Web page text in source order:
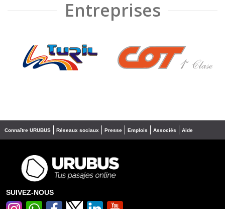
Entreprises
❮ ❯
Connaître URUBUS Réseaux sociaux Presse Emplois Associés Aide
SUIVEZ-NOUS